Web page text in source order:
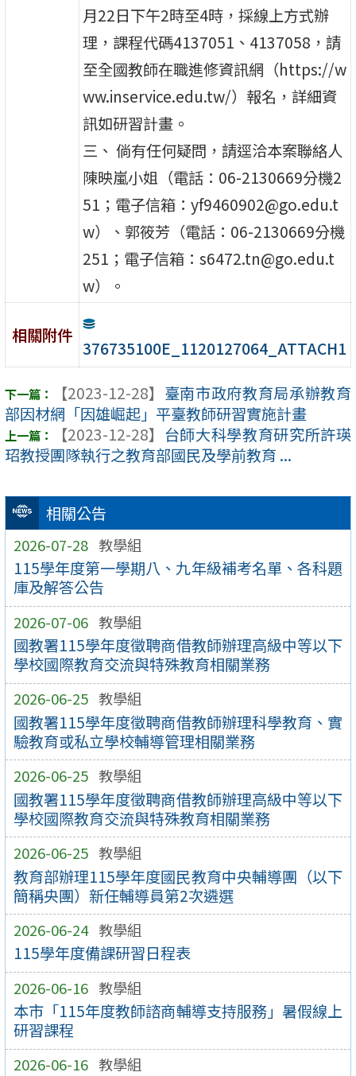
相關公告
2026-07-28 教學組
115學年度第一學期八、九年級補考名單、各科題
庫及解答公告
2026-07-06 教學組
國教署115學年度徵聘商借教師辦理高級中等以下
學校國際教育交流與特殊教育相關業務
2026-06-25 教學組
國教署115學年度徵聘商借教師辦理科學教育、實
驗教育或私立學校輔導管理相關業務
2026-06-25 教學組
國教署115學年度徵聘商借教師辦理高級中等以下
學校國際教育交流與特殊教育相關業務
2026-06-25 教學組
教育部辦理115學年度國民教育中央輔導團（以下
簡稱央團）新任輔導員第2次遴選
2026-06-24 教學組
115學年度備課研習日程表
2026-06-16 教學組
本市「115年度教師諮商輔導支持服務」暑假線上
研習課程
2026-06-16 教學組
月22日下午2時至4時，採線上方式辦
理，課程代碼4137051、4137058，請
至全國教師在職進修資訊網（https://w
ww.inservice.edu.tw/）報名，詳細資
訊如研習計畫。
三、 倘有任何疑問，請逕洽本案聯絡人
陳映嵐小姐（電話：06-2130669分機2
51；電子信箱：yf9460902@go.edu.t
w）、郭筱芳（電話：06-2130669分機
251；電子信箱：s6472.tn@go.edu.t
w）。
相關附件
376735100E_1120127064_ATTACH1
【2023-12-28】 臺南市政府教育局承辦教育
部因材網「因雄崛起」平臺教師研習實施計畫
【2023-12-28】 台師大科學教育研究所許瑛
玿教授團隊執行之教育部國民及學前教育 ...